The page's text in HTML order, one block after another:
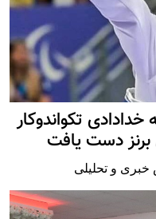
ذکیه خدادادی تکواندوکار
برنز دست یافت
و تحلیلی